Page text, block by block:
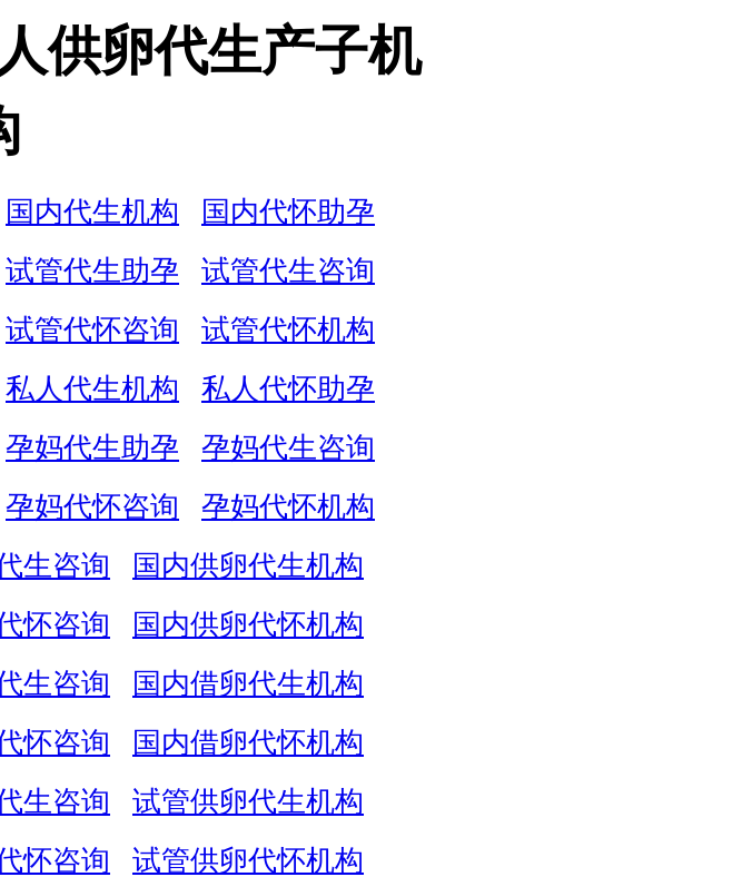
供卵代生产子机
国内代生机构
国内代怀助孕
试管代生助孕
试管代生咨询
试管代怀咨询
试管代怀机构
私人代生机构
私人代怀助孕
孕妈代生助孕
孕妈代生咨询
孕妈代怀咨询
孕妈代怀机构
生咨询
国内供卵代生机构
怀咨询
国内供卵代怀机构
生咨询
国内借卵代生机构
怀咨询
国内借卵代怀机构
生咨询
试管供卵代生机构
怀咨询
试管供卵代怀机构